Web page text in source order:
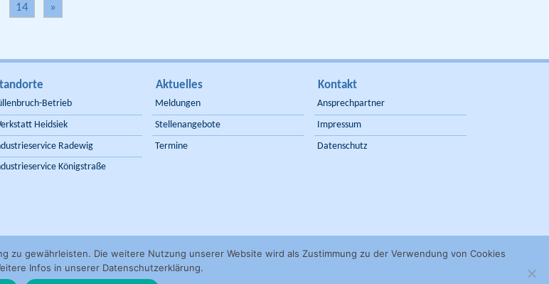
14 »
Betrieb
Heidsiek
Radewig
Königstraße
Aktuelles
Meldungen
Stellenangebote
Termine
Kontakt
Ansprechpartner
Impressum
Datenschutz
zu gewährleisten. Die weitere Nutzung unserer Website wird als Zustimmung zu der Verwendung von Cookies
Infos in unserer Datenschutzerklärung.